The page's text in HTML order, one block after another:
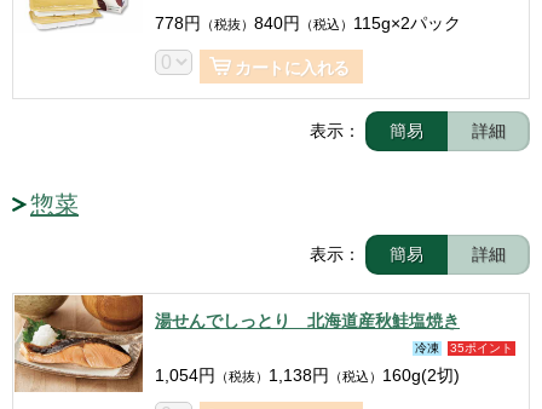
778円 （税抜） 840円 （税込） 115g×2パック
カートに入れる
表示： 簡易 詳細
惣菜
表示： 簡易 詳細
湯せんでしっとり 北海道産秋鮭塩焼き
35ポイント
冷凍
1,054円 （税抜） 1,138円 （税込） 160g(2切)